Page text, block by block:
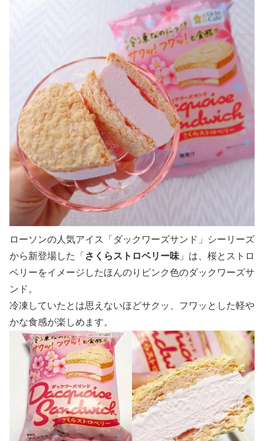
ローソンの人気アイス「ダックワーズサンド」シーリーズ
から新登場した「 さくらストロベリー味」は、桜とストロ
ベリーをイメージしたほんのりピンク色のダックワーズサ
ンド。
冷凍していたとは思えないほどサクッ、フワッとした軽や
かな食感が楽しめます。